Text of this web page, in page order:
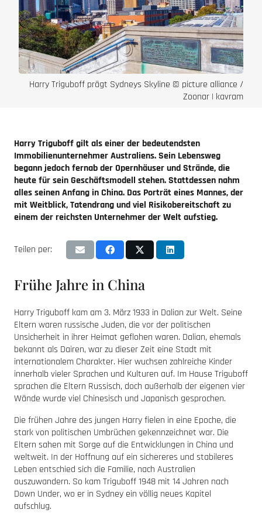
Harry Triguboff prägt Sydneys Skyline © picture alliance /
Zoonar | kavram
Harry Triguboff gilt als einer der bedeutendsten
Immobilienunternehmer Australiens. Sein Lebensweg
begann jedoch fernab der Opernhäuser und Strände, die
heute für sein Geschäftsmodell stehen. Stattdessen nahm
alles seinen Anfang in China. Das Porträt eines Mannes, der
mit Weitblick, Tatendrang und viel Risikobereitschaft zu
einem der reichsten Unternehmer der Welt aufstieg.
Teilen per:
Frühe Jahre in China
Harry Triguboff kam am 3. März 1933 in Dalian zur Welt. Seine
Eltern waren russische Juden, die vor der politischen
Unsicherheit in ihrer Heimat geflohen waren. Dalian, ehemals
bekannt als Dairen, war zu dieser Zeit eine Stadt mit
internationalem Charakter. Hier wuchsen zahlreiche Kinder
innerhalb vieler Sprachen und Kulturen auf. Im Hause Triguboff
sprachen die Eltern Russisch, doch außerhalb der eigenen vier
Wände wurde viel Chinesisch und Japanisch gesprochen.
Die frühen Jahre des jungen Harry fielen in eine Epoche, die
stark von politischen Umbrüchen gekennzeichnet war. Die
Eltern sahen mit Sorge auf die Entwicklungen in China und
weltweit. In der Hoffnung auf ein sichereres und stabileres
Leben entschied sich die Familie, nach Australien
auszuwandern. So kam Triguboff 1948 mit 14 Jahren nach
Down Under, wo er in Sydney ein völlig neues Kapitel
aufschlug.